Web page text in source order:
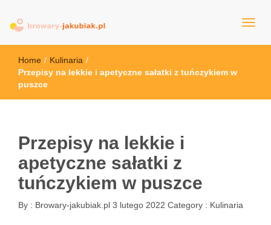
browary-jakubiak.pl
Home / Kulinaria /
Przepisy na lekkie i apetyczne sałatki z tuńczykiem w
puszce
Przepisy na lekkie i
apetyczne sałatki z
tuńczykiem w puszce
By : Browary-jakubiak.pl 3 lutego 2022 Category : Kulinaria